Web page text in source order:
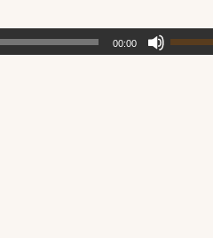
00:00